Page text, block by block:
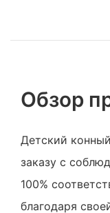
Обзор
Детский
заказу с
100%
благодаря